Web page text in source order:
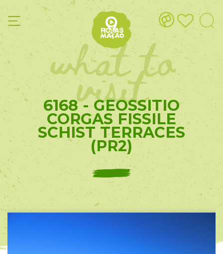
what to
visit
6168 - GEOSSITIO
CORGAS FISSILE
SCHIST TERRACES
(PR2)